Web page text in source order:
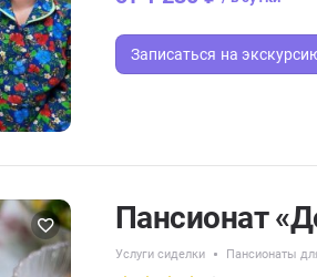
Записаться на
Пансионат
Услуги сиделки Пансионаты